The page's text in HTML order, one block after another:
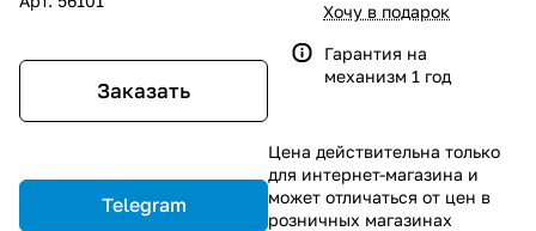
Заказать
Telegram
Хочу в подарок
Гарантия на
механизм 1 год
Цена действительна только
для интернет-магазина и
может отличаться от цен в
розничных магазинах